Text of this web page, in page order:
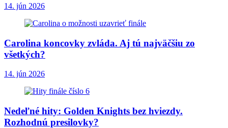
14. jún 2026
Carolina koncovky zvláda. Aj tú najväčšiu zo
všetkých?
14. jún 2026
Nedeľné hity: Golden Knights bez hviezdy.
Rozhodnú presilovky?